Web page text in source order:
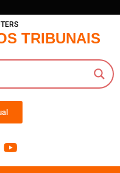
TRIBUNAIS